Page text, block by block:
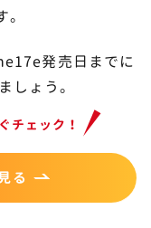
発売日までに
しょう。
チェック！
る